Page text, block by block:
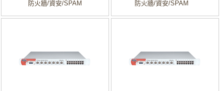
防火牆/資安/SPAM
防火牆/資安/SPAM